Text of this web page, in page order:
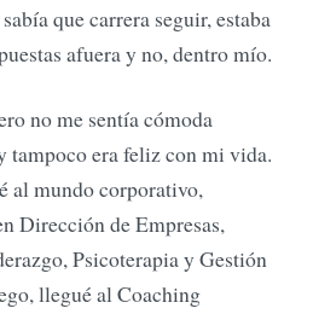
que carrera seguir, estaba
afuera y no, dentro mío.
no me sentía cómoda
tampoco era feliz con mi vida.
al mundo corporativo,
Dirección de Empresas,
Psicoterapia y Gestión
llegué al Coaching